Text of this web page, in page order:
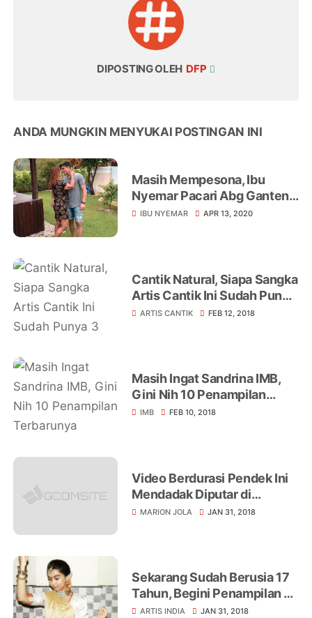
DIPOSTING OLEH DFP
ANDA MUNGKIN MENYUKAI POSTINGAN INI
Masih Mempesona, Ibu
Nyemar Pacari Abg Ganteng
22 Tahun
IBU NYEMAR APR 13, 2020
Cantik Natural, Siapa Sangka
Artis Cantik Ini Sudah Punya
3 Cucu Lho!
ARTIS CANTIK FEB 12, 2018
Masih Ingat Sandrina IMB,
Gini Nih 10 Penampilan
Terbarunya Setelah Udah
IMB FEB 10, 2018
Video Berdurasi Pendek Ini
Mendadak Diputar di
Indonesian Idol, Marion Jola
MARION JOLA JAN 31, 2018
Sekarang Sudah Berusia 17
Tahun, Begini Penampilan Si
Ichcha Kecil dalam Serial
ARTIS INDIA JAN 31, 2018